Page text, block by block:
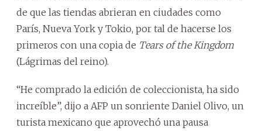
de que las tiendas abrieran en ciudades como
París, Nueva York y Tokio, por tal de hacerse los
primeros con una copia de Tears of the Kingdom
(Lágrimas del reino).
“He comprado la edición de coleccionista, ha sido
increíble”, dijo a AFP un sonriente Daniel Olivo, un
turista mexicano que aprovechó una pausa